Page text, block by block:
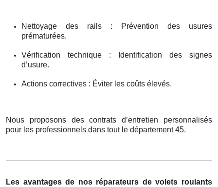
Nettoyage des rails : Prévention des usures
prématurées.
Vérification technique : Identification des signes
d’usure.
Actions correctives : Éviter les coûts élevés.
Nous proposons des contrats d’entretien personnalisés
pour les professionnels dans tout le département 45.
Les avantages de nos réparateurs de volets roulants